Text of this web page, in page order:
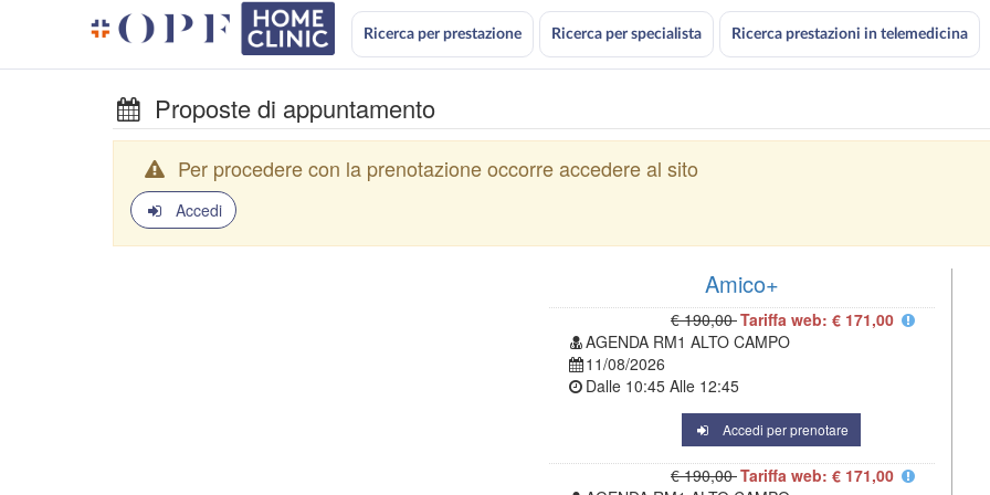
Ricerca per prestazione Ricerca per specialista Ricerca prestazioni in telemedicina
Proposte di appuntamento
Per procedere con la prenotazione occorre accedere al sito
Accedi
Amico+
€ 190,00Tariffa web: € 171,00
AGENDA RM1 ALTO CAMPO
11/08/2026
Dalle 10:45 Alle 12:45
Accedi per prenotare
€ 190,00Tariffa web: € 171,00